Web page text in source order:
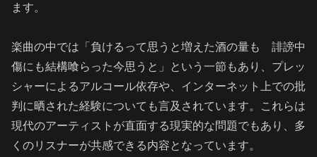
ます。
楽曲の中では「負けるって思うと増えた酒の量も 誹謗中
傷にも結構喰らった今思うと」という一節もあり、プレッ
シャーによるアルコール依存や、インターネット上での批
判に晒された経験についても言及されています。これらは
現代のアーティストが直面する現実的な問題でもあり、多
くのリスナーが共感できる内容となっています。